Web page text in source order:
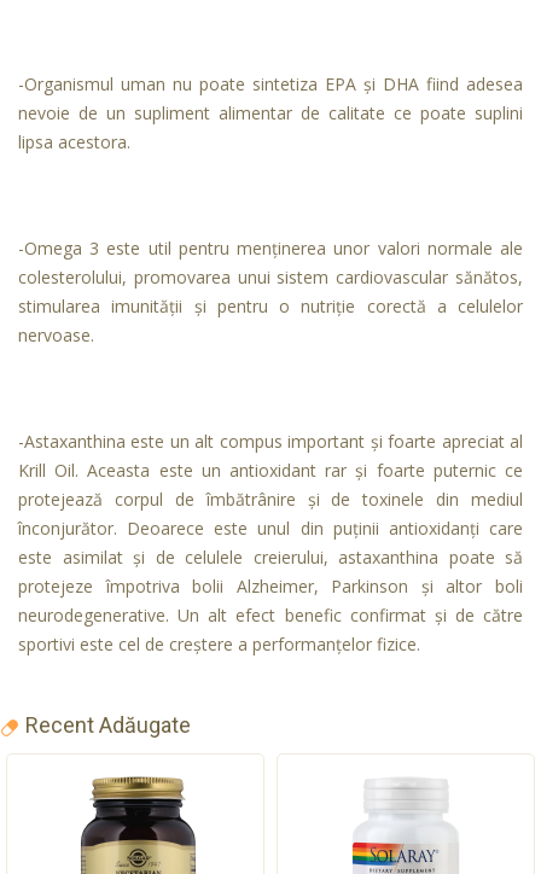
-Organismul uman nu poate sintetiza EPA și DHA fiind adesea
nevoie de un supliment alimentar de calitate ce poate suplini
lipsa acestora.
-Omega 3 este util pentru menținerea unor valori normale ale
colesterolului, promovarea unui sistem cardiovascular sănătos,
stimularea imunității și pentru o nutriție corectă a celulelor
nervoase.
-Astaxanthina este un alt compus important și foarte apreciat al
Krill Oil. Aceasta este un antioxidant rar și foarte puternic ce
protejează corpul de îmbătrânire și de toxinele din mediul
înconjurător. Deoarece este unul din puținii antioxidanți care
este asimilat și de celulele creierului, astaxanthina poate să
protejeze împotriva bolii Alzheimer, Parkinson și altor boli
neurodegenerative. Un alt efect benefic confirmat și de către
sportivi este cel de creștere a performanțelor fizice.
Recent Adăugate